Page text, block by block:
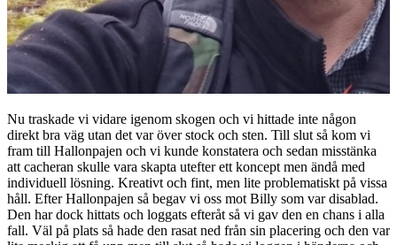
Nu traskade vi vidare igenom skogen och vi hittade inte någon
direkt bra väg utan det var över stock och sten. Till slut så kom vi
fram till Hallonpajen och vi kunde konstatera och sedan misstänka
att cacheran skulle vara skapta utefter ett koncept men ändå med
individuell lösning. Kreativt och fint, men lite problematiskt på vissa
håll. Efter Hallonpajen så begav vi oss mot Billy som var disablad.
Den har dock hittats och loggats efteråt så vi gav den en chans i alla
fall. Väl på plats så hade den rasat ned från sin placering och den var